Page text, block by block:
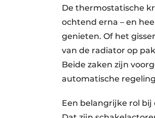
De thermostatische
ochtend erna – en
genieten. Of het
van de radiator op
Beide zaken zijn
automatische
Een belangrijke rol